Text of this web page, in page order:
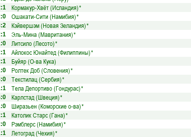
Кормакур-Хвёт (Исландия)*
Ошакати-Сити (Намибия)*
Кэйвершэм (Новая Зеландия)*
Эль-Мина (Мавритания)*
Литсило (Лесото)*
Айлокос Юнайтед (Филиппины)*
Буйяр (О-ва Кука)
Ролтек Доб (Словения)*
Текстилац (Сербия)*
Тела Депортиво (Гондурас)*
Карлстад (Швеция)*
Ширазьен (Коморские о-ва)*
Католик Старс (Гана)*
Рэмблерс (Намибия)*
Летоград (Чехия)*